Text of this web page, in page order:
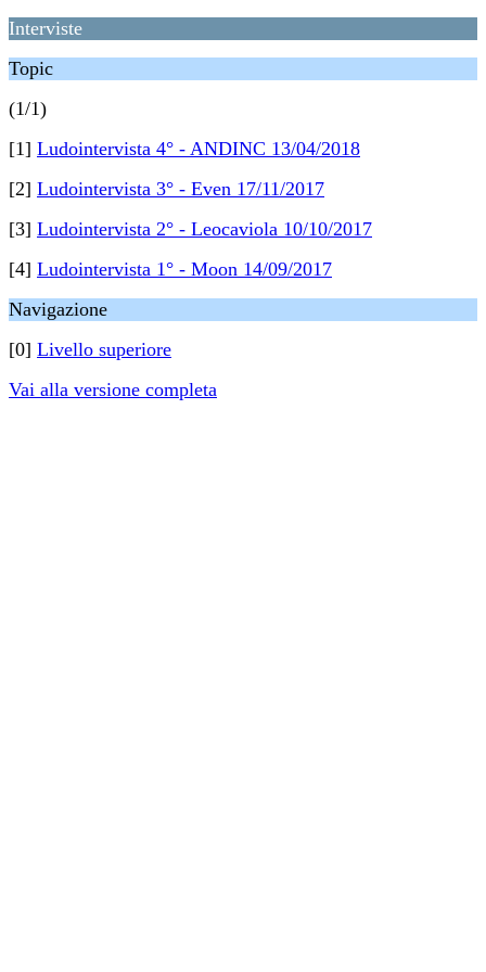
Interviste
Topic
(1/1)
[1] Ludointervista 4° - ANDINC 13/04/2018
[2] Ludointervista 3° - Even 17/11/2017
[3] Ludointervista 2° - Leocaviola 10/10/2017
[4] Ludointervista 1° - Moon 14/09/2017
Navigazione
[0] Livello superiore
Vai alla versione completa